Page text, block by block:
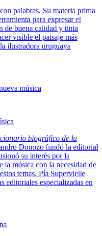
palabras. Su materia prima
para expresar el
de buena calidad y tinta
visible el paisaje más
ilustradora uruguaya
biográfico de la
Donozo fundó la editorial
su interés por la
música con la necesidad de
temas. Pía Supervielle
editoriales especializadas en